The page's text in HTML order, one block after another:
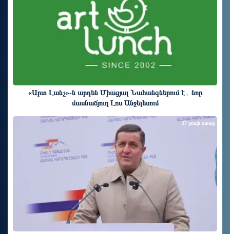
«Արտ Լանչ»-ն արդեն Միացյալ Նահանգներում է․ նոր
մասնաճյուղ Լոս Անջելեսում
27 րոպե առաջ